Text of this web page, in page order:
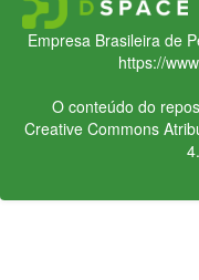
Empresa Brasileira de
https://
O conteúdo do
Creative Commons